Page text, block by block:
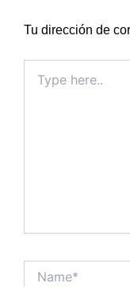
Tu dirección de
here..